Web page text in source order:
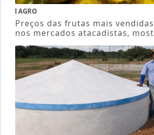
AGRO
Preços das frutas mais
nos mercados atacadistas,